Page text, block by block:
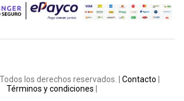
los derechos reservados. | Contacto
Términos y condiciones